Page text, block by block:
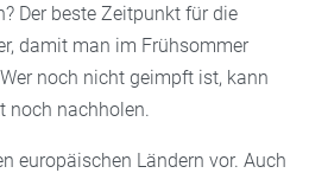
Der beste Zeitpunkt für die
damit man im Frühsommer
noch nicht geimpft ist, kann
noch nachholen.
europäischen Ländern vor. Auch